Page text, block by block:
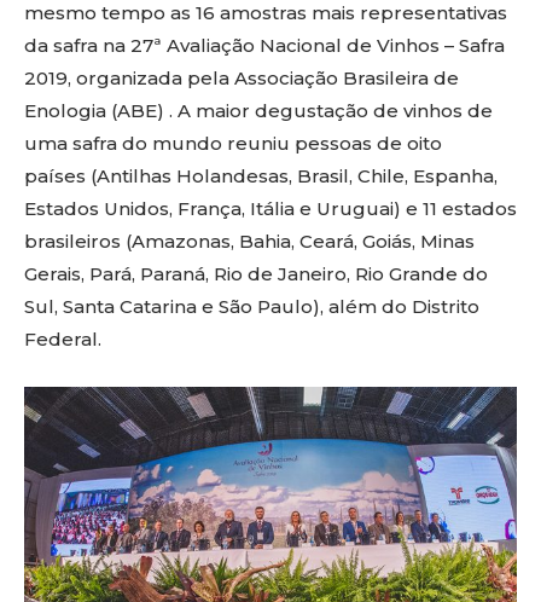
mesmo tempo as 16 amostras mais representativas
da safra na 27ª Avaliação Nacional de Vinhos – Safra
2019, organizada pela Associação Brasileira de
Enologia (ABE) . A maior degustação de vinhos de
uma safra do mundo reuniu pessoas de oito
países (Antilhas Holandesas, Brasil, Chile, Espanha,
Estados Unidos, França, Itália e Uruguai) e 11 estados
brasileiros (Amazonas, Bahia, Ceará, Goiás, Minas
Gerais, Pará, Paraná, Rio de Janeiro, Rio Grande do
Sul, Santa Catarina e São Paulo), além do Distrito
Federal.